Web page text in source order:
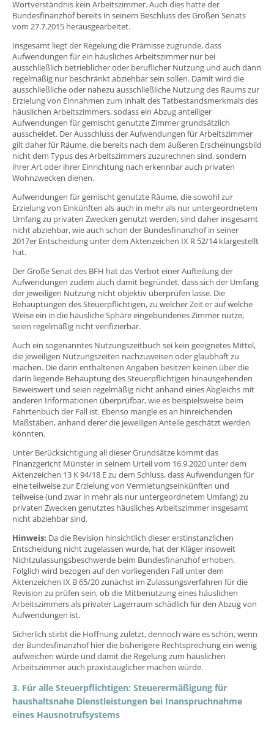
Wortverständnis kein Arbeitszimmer. Auch dies hatte der
Bundesfinanzhof bereits in seinem Beschluss des Großen Senats
vom 27.7.2015 herausgearbeitet.
Insgesamt liegt der Regelung die Prämisse zugrunde, dass
Aufwendungen für ein häusliches Arbeitszimmer nur bei
ausschließlich betrieblicher oder beruflicher Nutzung und auch dann
regelmäßig nur beschränkt abziehbar sein sollen. Damit wird die
ausschließliche oder nahezu ausschließliche Nutzung des Raums zur
Erzielung von Einnahmen zum Inhalt des Tatbestandsmerkmals des
häuslichen Arbeitszimmers, sodass ein Abzug anteiliger
Aufwendungen für gemischt genutzte Zimmer grundsätzlich
ausscheidet. Der Ausschluss der Aufwendungen für Arbeitszimmer
gilt daher für Räume, die bereits nach dem äußeren Erscheinungsbild
nicht dem Typus des Arbeitszimmers zuzurechnen sind, sondern
ihrer Art oder ihrer Einrichtung nach erkennbar auch privaten
Wohnzwecken dienen.
Aufwendungen für gemischt genutzte Räume, die sowohl zur
Erzielung von Einkünften als auch in mehr als nur untergeordnetem
Umfang zu privaten Zwecken genutzt werden, sind daher insgesamt
nicht abziehbar, wie auch schon der Bundesfinanzhof in seiner
2017er Entscheidung unter dem Aktenzeichen IX R 52/14 klargestellt
hat.
Der Große Senat des BFH hat das Verbot einer Aufteilung der
Aufwendungen zudem auch damit begründet, dass sich der Umfang
der jeweiligen Nutzung nicht objektiv überprüfen lasse. Die
Behauptungen des Steuerpflichtigen, zu welcher Zeit er auf welche
Weise ein in die häusliche Sphäre eingebundenes Zimmer nutze,
seien regelmäßig nicht verifizierbar.
Auch ein sogenanntes Nutzungszeitbuch sei kein geeignetes Mittel,
die jeweiligen Nutzungszeiten nachzuweisen oder glaubhaft zu
machen. Die darin enthaltenen Angaben besitzen keinen über die
darin liegende Behauptung des Steuerpflichtigen hinausgehenden
Beweiswert und seien regelmäßig nicht anhand eines Abgleichs mit
anderen Informationen überprüfbar, wie es beispielsweise beim
Fahrtenbuch der Fall ist. Ebenso mangle es an hinreichenden
Maßstäben, anhand derer die jeweiligen Anteile geschätzt werden
könnten.
Unter Berücksichtigung all dieser Grundsätze kommt das
Finanzgericht Münster in seinem Urteil vom 16.9.2020 unter dem
Aktenzeichen 13 K 94/18 E zu dem Schluss, dass Aufwendungen für
eine teilweise zur Erzielung von Vermietungseinkünften und
teilweise (und zwar in mehr als nur untergeordnetem Umfang) zu
privaten Zwecken genutztes häusliches Arbeitszimmer insgesamt
nicht abziehbar sind.
Hinweis: Da die Revision hinsichtlich dieser erstinstanzlichen
Entscheidung nicht zugelassen wurde, hat der Kläger insoweit
Nichtzulassungsbeschwerde beim Bundesfinanzhof erhoben.
Folglich wird bezogen auf den vorliegenden Fall unter dem
Aktenzeichen IX B 65/20 zunächst im Zulassungsverfahren für die
Revision zu prüfen sein, ob die Mitbenutzung eines häuslichen
Arbeitszimmers als privater Lagerraum schädlich für den Abzug von
Aufwendungen ist.
Sicherlich stirbt die Hoffnung zuletzt, dennoch wäre es schön, wenn
der Bundesfinanzhof hier die bisherigere Rechtsprechung ein wenig
aufweichen würde und damit die Regelung zum häuslichen
Arbeitszimmer auch praxistauglicher machen würde.
3. Für alle Steuerpflichtigen: Steuerermäßigung für
haushaltsnahe Dienstleistungen bei Inanspruchnahme
eines Hausnotrufsystems